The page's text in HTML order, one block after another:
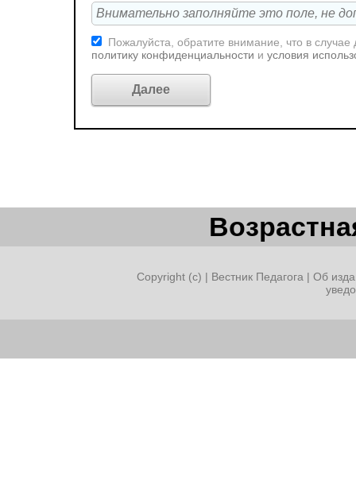
Пожалуйста, обратите внимание, что в
политику конфиденциальности и условия
Copyright (c) | Вестник Педагога | Об